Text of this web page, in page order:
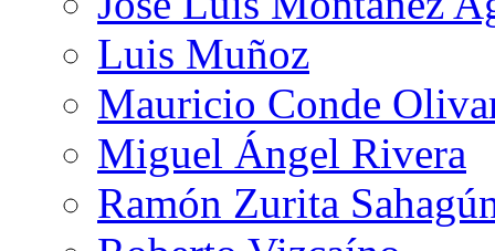
Luis Muñoz
Mauricio Conde
Miguel Ángel Rivera
Ramón Zurita